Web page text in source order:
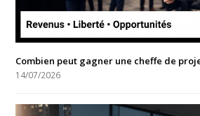
Combien peut gagner une cheffe de
14/07/2026